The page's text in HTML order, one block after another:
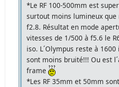
*Le RF 100-500mm est
surtout moins lumineux que
f2.8. Résultat en mode
vitesses de 1/500 à f5.6 le
iso. L´Olympus reste à
sont moins bruité!!! Ou est
frame
*Les RF 35mm et 50mm